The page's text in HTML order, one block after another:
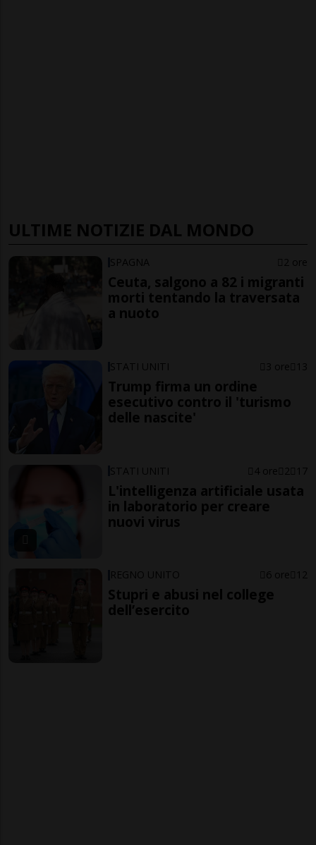
ULTIME NOTIZIE DAL MONDO
SPAGNA 2 ore
Ceuta, salgono a 82 i migranti
morti tentando la traversata
a nuoto
STATI UNITI 3 ore 13
Trump firma un ordine
esecutivo contro il 'turismo
delle nascite'
STATI UNITI 4 ore 2 17
L'intelligenza artificiale usata
in laboratorio per creare
nuovi virus
REGNO UNITO 6 ore 12
Stupri e abusi nel college
dell’esercito